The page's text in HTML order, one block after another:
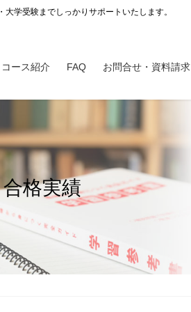
学受験までしっかりサポートいたします。
コース紹介 FAQ お問合せ・資料請求
格実績